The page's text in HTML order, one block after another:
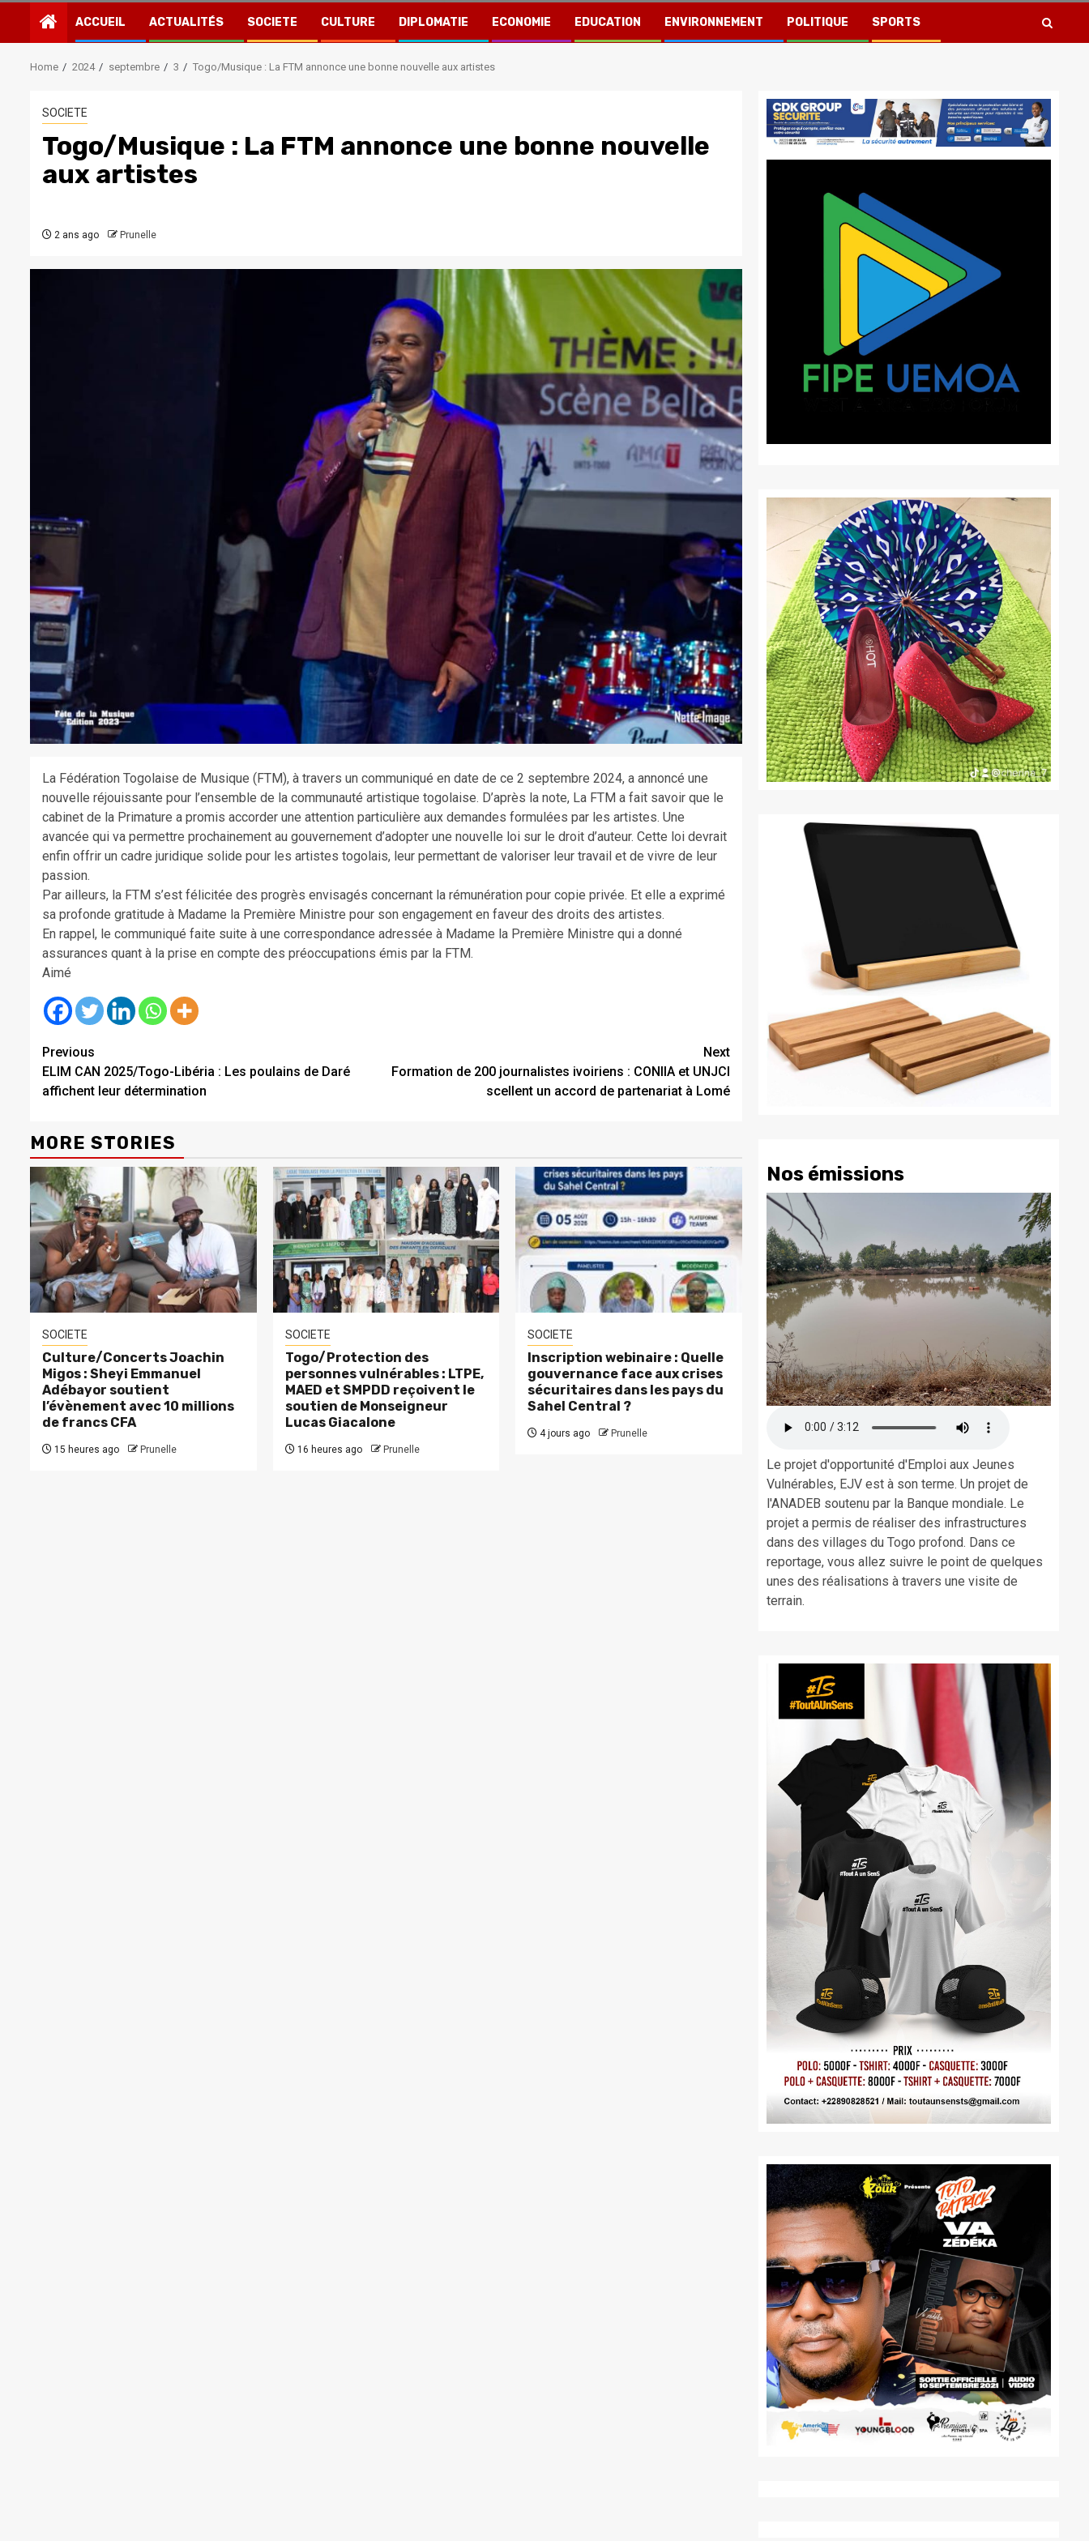
ACCUEIL ACTUALITÉS SOCIETE CULTURE DIPLOMATIE ECONOMIE EDUCATION ENVIRONNEMENT POLITIQUE SPORTS
Home 2024 septembre 3 Togo/Musique : La FTM annonce une bonne nouvelle aux artistes
SOCIETE
Togo/Musique : La FTM annonce une bonne nouvelle
aux artistes
2 ans ago Prunelle
La Fédération Togolaise de Musique (FTM), à travers un communiqué en date de ce 2 septembre 2024, a annoncé une
nouvelle réjouissante pour l’ensemble de la communauté artistique togolaise. D’après la note, La FTM a fait savoir que le
cabinet de la Primature a promis accorder une attention particulière aux demandes formulées par les artistes. Une
avancée qui va permettre prochainement au gouvernement d’adopter une nouvelle loi sur le droit d’auteur. Cette loi devrait
enfin offrir un cadre juridique solide pour les artistes togolais, leur permettant de valoriser leur travail et de vivre de leur
passion.
Par ailleurs, la FTM s’est félicitée des progrès envisagés concernant la rémunération pour copie privée. Et elle a exprimé
sa profonde gratitude à Madame la Première Ministre pour son engagement en faveur des droits des artistes.
En rappel, le communiqué faite suite à une correspondance adressée à Madame la Première Ministre qui a donné
assurances quant à la prise en compte des préoccupations émis par la FTM.
Aimé
Continue
Reading
Previous
ELIM CAN 2025/Togo-Libéria : Les poulains de Daré
affichent leur détermination
Next
Formation de 200 journalistes ivoiriens : CONIIA et UNJCI
scellent un accord de partenariat à Lomé
MORE STORIES
SOCIETE
Culture/Concerts Joachin
Migos : Sheyi Emmanuel
Adébayor soutient
l’évènement avec 10 millions
de francs CFA
15 heures ago Prunelle
SOCIETE
Togo/Protection des
personnes vulnérables : LTPE,
MAED et SMPDD reçoivent le
soutien de Monseigneur
Lucas Giacalone
16 heures ago Prunelle
SOCIETE
Inscription webinaire : Quelle
gouvernance face aux crises
sécuritaires dans les pays du
Sahel Central ?
4 jours ago Prunelle
Nos émissions
Le projet d'opportunité d'Emploi aux Jeunes
Vulnérables, EJV est à son terme. Un projet de
l'ANADEB soutenu par la Banque mondiale. Le
projet a permis de réaliser des infrastructures
dans des villages du Togo profond. Dans ce
reportage, vous allez suivre le point de quelques
unes des réalisations à travers une visite de
terrain.